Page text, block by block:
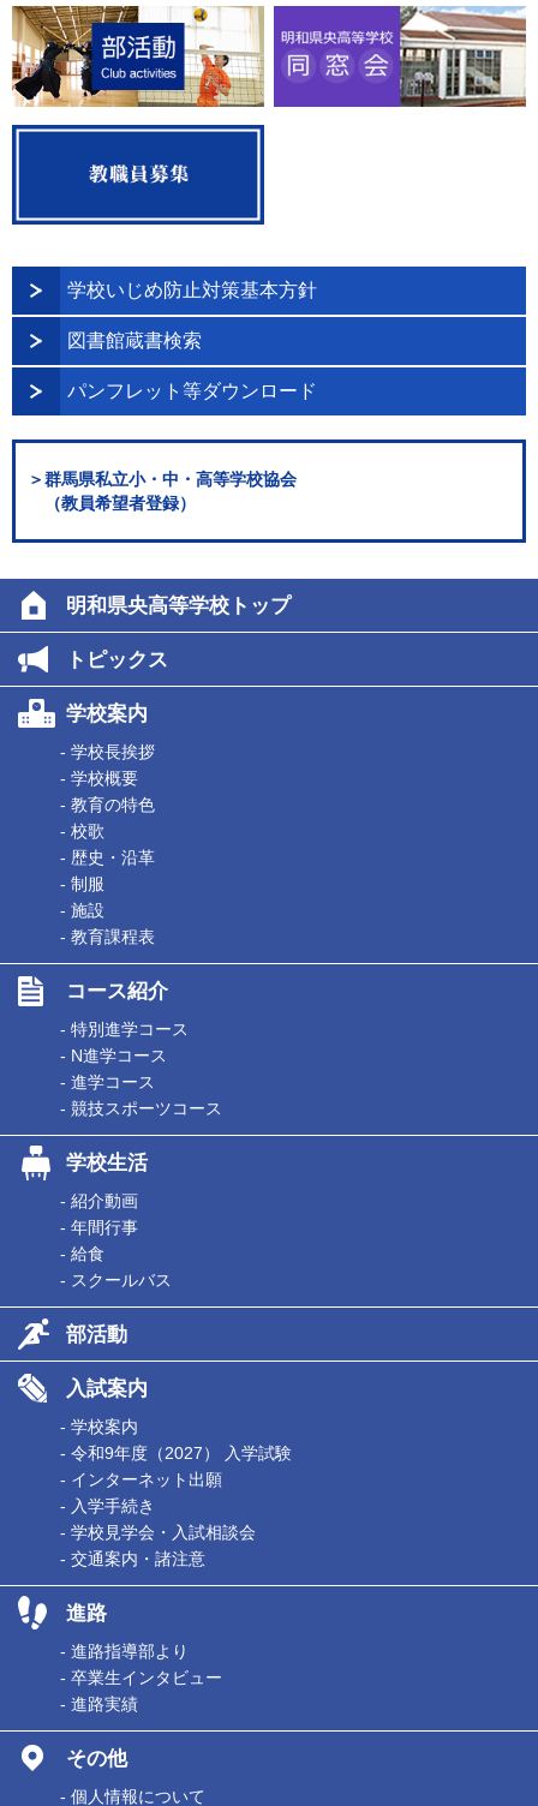
学校いじめ防止対策基本方針
図書館蔵書検索
パンフレット等ダウンロード
＞群馬県私立小・中・高等学校協会
（教員希望者登録）
明和県央高等学校トップ
トピックス
学校案内
- 学校長挨拶
- 学校概要
- 教育の特色
- 校歌
- 歴史・沿革
- 制服
- 施設
- 教育課程表
コース紹介
- 特別進学コース
- N進学コース
- 進学コース
- 競技スポーツコース
学校生活
- 紹介動画
- 年間行事
- 給食
- スクールバス
部活動
入試案内
- 学校案内
- 令和9年度（2027） 入学試験
- インターネット出願
- 入学手続き
- 学校見学会・入試相談会
- 交通案内・諸注意
進路
- 進路指導部より
- 卒業生インタビュー
- 進路実績
その他
- 個人情報について